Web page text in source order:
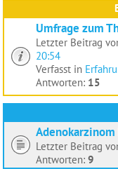
Umfrage zum
Letzter Beitrag
20:54
Verfasst in
Antworten: 15
Letzter Beitrag
Antworten: 9